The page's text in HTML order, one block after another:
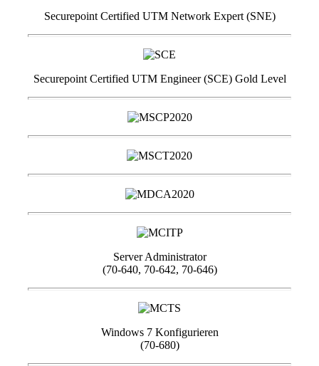
Securepoint Certified UTM Network Expert (SNE)
Securepoint Certified UTM Engineer (SCE) Gold Level
Server Administrator
(70-640, 70-642, 70-646)
Windows 7 Konfigurieren
(70-680)